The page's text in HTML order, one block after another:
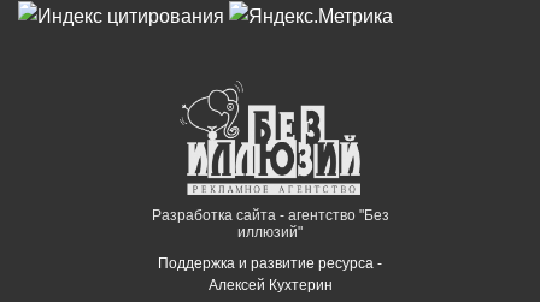
Разработка сайта - агентство "Без
иллюзий"
Поддержка и развитие ресурса -
Алексей Кухтерин